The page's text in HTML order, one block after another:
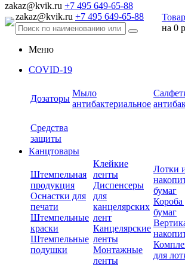
zakaz@kvik.ru +7 495 649-65-88
zakaz@kvik.ru +7 495 649-65-88
на 0
Меню
COVID-19
Дозаторы
Мыло
антибактериальное
Средства
защиты
Канцтовары
Штемпельная
продукция
Оснастки для
печати
Штемпельные
краски
Штемпельные
подушки
Клейкие
ленты
Диспенсеры
для
канцелярских
лент
Канцелярские
ленты
Монтажные
ленты
Лотки
бумаг
Короба
бумаг
для